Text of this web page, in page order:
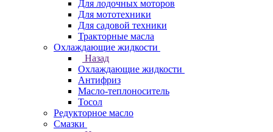
Для лодочных моторов
Для мототехники
Для садовой техники
Тракторные масла
Охлаждающие жидкости
Назад
Охлаждающие жидкости
Антифриз
Масло-теплоноситель
Тосол
Редукторное масло
Смазки